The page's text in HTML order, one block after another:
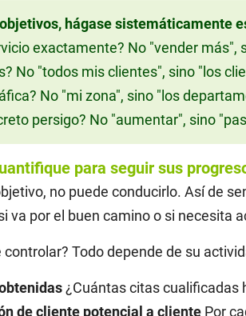
hágase sistemáticamente
exactamente? No "vender más",
No "todos mis clientes", sino "los
No "mi zona", sino "los
persigo? No "aumentar", sino
para seguir sus
no puede conducirlo. Así de
va por el buen camino o si necesita
controlar? Todo depende de su
¿Cuántas citas cualificadas
de cliente potencial a cliente Por